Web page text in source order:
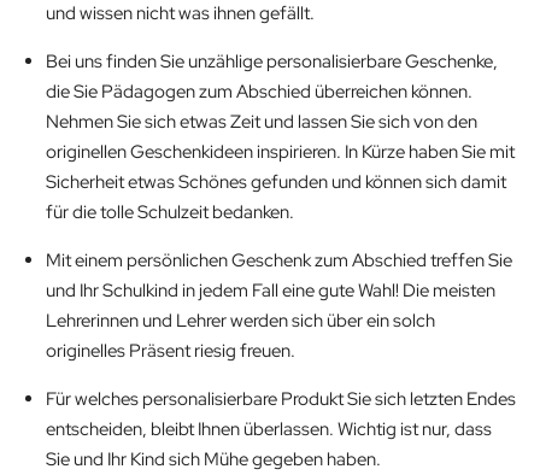
und wissen nicht was ihnen gefällt.
Bei uns finden Sie unzählige personalisierbare Geschenke,
die Sie Pädagogen zum Abschied überreichen können.
Nehmen Sie sich etwas Zeit und lassen Sie sich von den
originellen Geschenkideen inspirieren. In Kürze haben Sie mit
Sicherheit etwas Schönes gefunden und können sich damit
für die tolle Schulzeit bedanken.
Mit einem persönlichen Geschenk zum Abschied treffen Sie
und Ihr Schulkind in jedem Fall eine gute Wahl! Die meisten
Lehrerinnen und Lehrer werden sich über ein solch
originelles Präsent riesig freuen.
Für welches personalisierbare Produkt Sie sich letzten Endes
entscheiden, bleibt Ihnen überlassen. Wichtig ist nur, dass
Sie und Ihr Kind sich Mühe gegeben haben.